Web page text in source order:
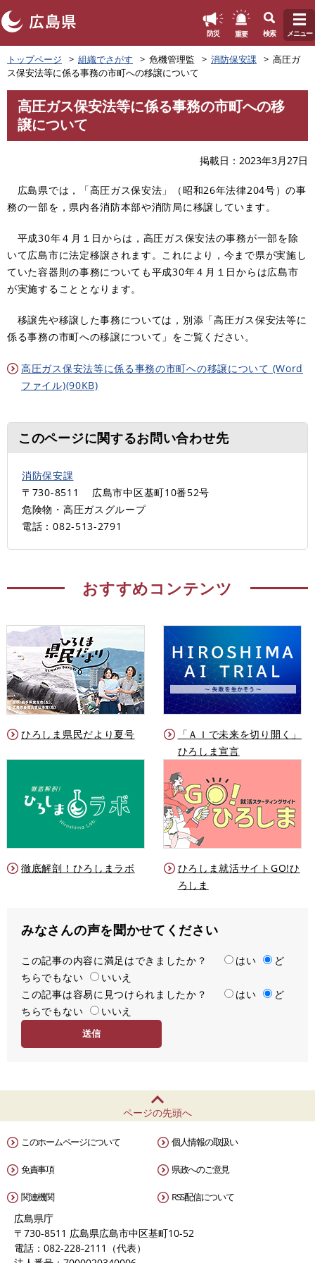
ペ
ー
ジ
の
で
防災 重要 検索 メニュー
トップページ 組織でさがす 危機管理監 消防保安課
高圧ガ
ス保安法等に係る事務の市町への移譲について
高圧ガス保安法等に係る事務の市町への移
譲について
掲載日 2023年3月27日
広島県では，「高圧ガス保安法」（昭和26年法律204号）の事
務の一部を，県内各消防本部や消防局に移譲しています。
平成30年４月１日からは，高圧ガス保安法の事務が一部を除
いて広島市に法定移譲されます。これにより，今まで県が実施し
ていた容器則の事務についても平成30年４月１日からは広島市
が実施することとなります。
移譲先や移譲した事務については，別添「高圧ガス保安法等に
係る事務の市町への移譲について」をご覧ください。
高圧ガス保安法等に係る事務の市町への移譲について (Word
ファイル)(90KB)
このページに関するお問い合わせ先
消防保安課
〒730-8511
広島市中区基町10番52号
危険物・高圧ガスグループ
電話：082-513-2791
おすすめコンテンツ
ひろしま県民だより夏号
「ＡＩで未来を切り開く」
ひろしま宣言
徹底解剖！ひろしまラボ
ひろしま就活サイトGO!ひ
ろしま
みなさんの声を聞かせてください
満
足
度
この記事の内容に満足はできましたか？ はい
ど
ちらでもない
いいえ
容
易
この記事は容易に見つけられましたか？ はい
ど
ちらでもない
いいえ
ページの先頭へ
このホームページについて 個人情報の取扱い
免責事項 県政へのご意見
関連機関 RSS配信について
広島県庁
〒730-8511 広島県広島市中区基町10-52
電話：082-228-2111（代表）